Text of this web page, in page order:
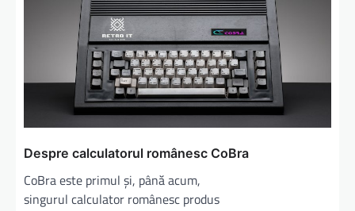
Despre calculatorul românesc CoBra
CoBra este primul și, până acum,
singurul calculator românesc produs